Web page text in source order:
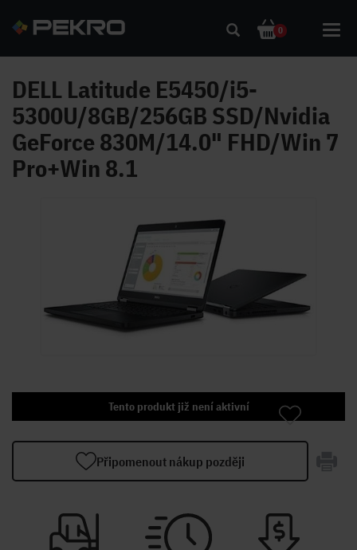
0
DELL Latitude E5450/i5-
5300U/8GB/256GB SSD/Nvidia
GeForce 830M/14.0" FHD/Win 7
Pro+Win 8.1
Tento produkt již není aktivní
Připomenout nákup později